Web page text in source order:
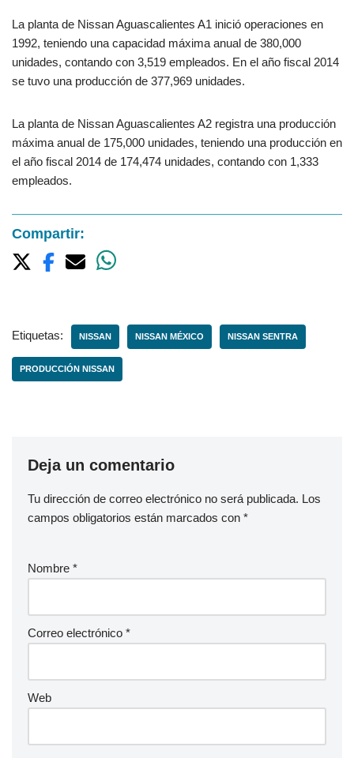
La planta de Nissan Aguascalientes A1 inició operaciones en
1992, teniendo una capacidad máxima anual de 380,000
unidades, contando con 3,519 empleados. En el año fiscal 2014
se tuvo una producción de 377,969 unidades.
La planta de Nissan Aguascalientes A2 registra una producción
máxima anual de 175,000 unidades, teniendo una producción en
el año fiscal 2014 de 174,474 unidades, contando con 1,333
empleados.
Compartir:
Etiquetas: NISSAN NISSAN MÉXICO NISSAN SENTRA
PRODUCCIÓN NISSAN
Deja un comentario
Tu dirección de correo electrónico no será publicada. Los
campos obligatorios están marcados con *
Nombre *
Correo electrónico *
Web